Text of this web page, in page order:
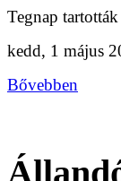
Tegnap
kedd, 1 május
Bővebben